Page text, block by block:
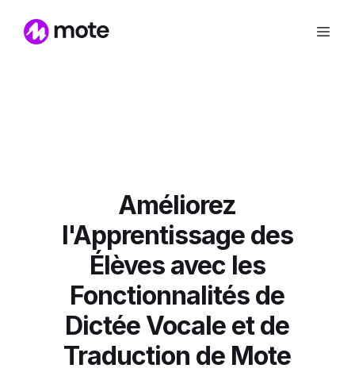
Améliorez
l'Apprentissage des
Élèves avec les
Fonctionnalités de
Dictée Vocale et de
Traduction de Mote